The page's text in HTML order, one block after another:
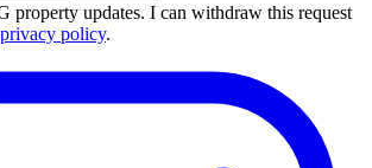
property updates. I can withdraw this request
privacy policy.